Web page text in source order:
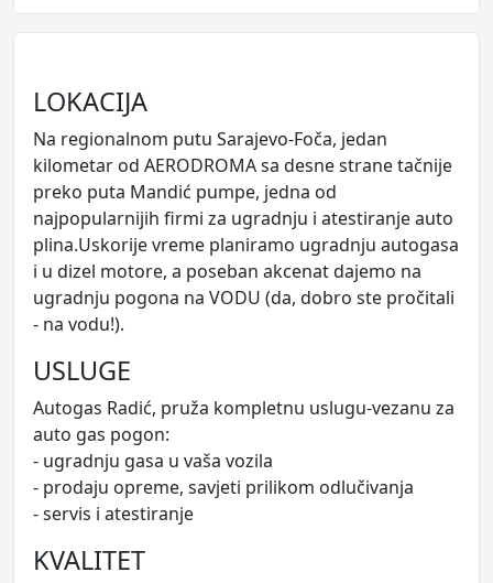
LOKACIJA
Na regionalnom putu Sarajevo-Foča, jedan
kilometar od AERODROMA sa desne strane tačnije
preko puta Mandić pumpe, jedna od
najpopularnijih firmi za ugradnju i atestiranje auto
plina.Uskorije vreme planiramo ugradnju autogasa
i u dizel motore, a poseban akcenat dajemo na
ugradnju pogona na VODU (da, dobro ste pročitali
- na vodu!).
USLUGE
Autogas Radić, pruža kompletnu uslugu-vezanu za
auto gas pogon:
- ugradnju gasa u vaša vozila
- prodaju opreme, savjeti prilikom odlučivanja
- servis i atestiranje
KVALITET